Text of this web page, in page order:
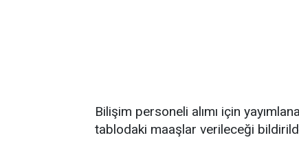
Bilişim personeli alımı için
tablodaki maaşlar verileceği